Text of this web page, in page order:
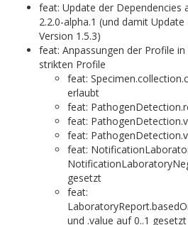
feat: Update der Dependencies
2.2.0-alpha.1 (und damit
Version 1.5.3)
feat: Anpassungen der Profile
strikten Profile
feat:
erlaubt
feat:
feat:
feat:
feat:
gesetzt
feat:
und .value auf 0..1 gesetzt